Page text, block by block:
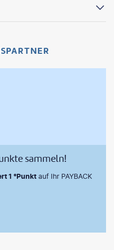
sammeln!
1 °Punkt auf Ihr PAYBACK